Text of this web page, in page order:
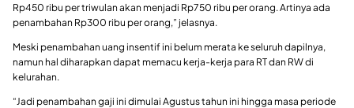
Rp450 ribu per triwulan akan menjadi Rp750 ribu per orang. Artinya ada
penambahan Rp300 ribu per orang,” jelasnya.
Meski penambahan uang insentif ini belum merata ke seluruh dapilnya,
namun hal diharapkan dapat memacu kerja-kerja para RT dan RW di
kelurahan.
“Jadi penambahan gaji ini dimulai Agustus tahun ini hingga masa periode